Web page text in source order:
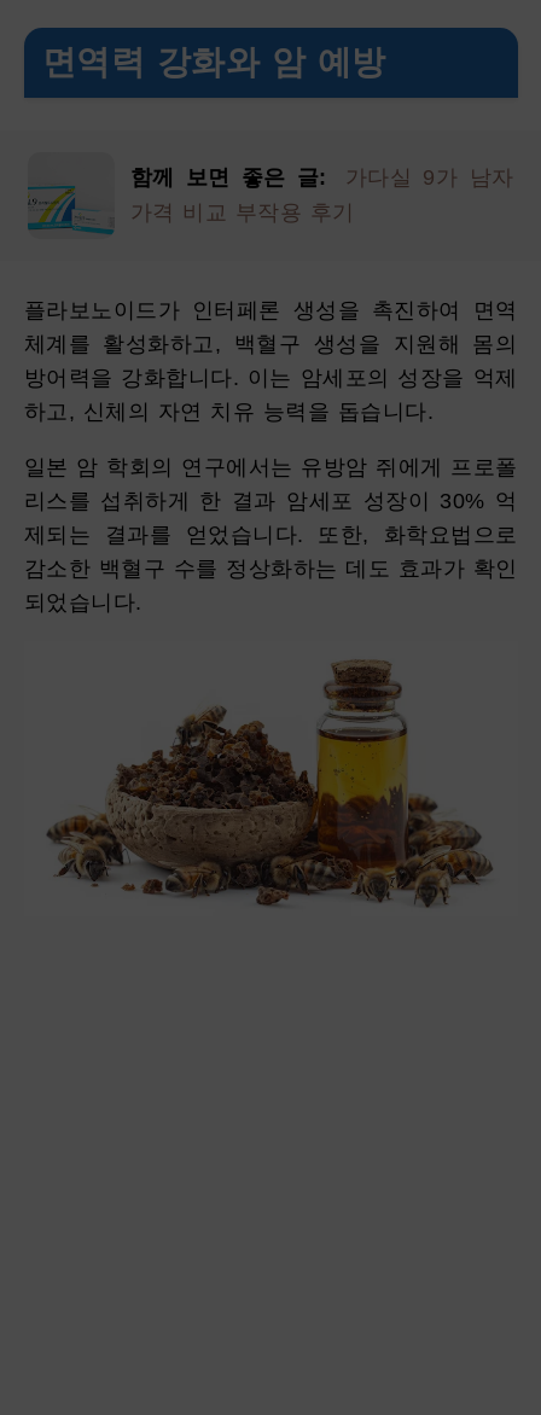
면역력 강화와 암 예방
함께 보면 좋은 글:
가다실 9가 남자
가격 비교 부작용 후기
플라보노이드가 인터페론 생성을 촉진하여 면역
체계를 활성화하고, 백혈구 생성을 지원해 몸의
방어력을 강화합니다. 이는 암세포의 성장을 억제
하고, 신체의 자연 치유 능력을 돕습니다.
일본 암 학회의 연구에서는 유방암 쥐에게 프로폴
리스를 섭취하게 한 결과 암세포 성장이 30% 억
제되는 결과를 얻었습니다. 또한, 화학요법으로
감소한 백혈구 수를 정상화하는 데도 효과가 확인
되었습니다.